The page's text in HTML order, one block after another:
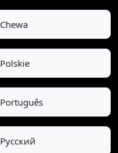
Chewa
Polskie
Português
Pусский